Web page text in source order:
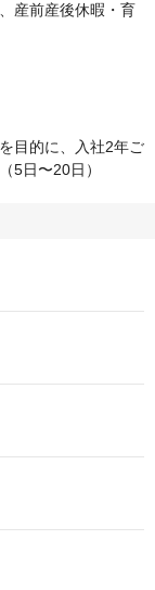
産前産後休暇・育
目的に、入社2年ご
5日〜20日）